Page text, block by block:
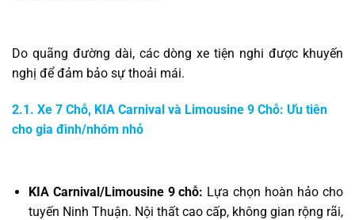
Do quãng đường dài, các dòng xe tiện nghi được khuyến
nghị để đảm bảo sự thoải mái.
2.1. Xe 7 Chỗ, KIA Carnival và Limousine 9 Chỗ: Ưu tiên
cho gia đình/nhóm nhỏ
KIA Carnival/Limousine 9 chỗ: Lựa chọn hoàn hảo cho
tuyến Ninh Thuận. Nội thất cao cấp, không gian rộng rãi,